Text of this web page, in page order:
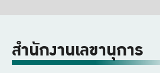
สำนักงานเลขานุการ